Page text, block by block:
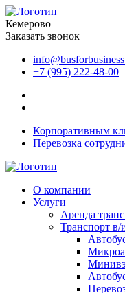
Кемерово
Заказать звонок
+7 (995) 222-48-00
Корпоративным
Перевозка
О компании
Услуги
Аренда
Транспорт в/